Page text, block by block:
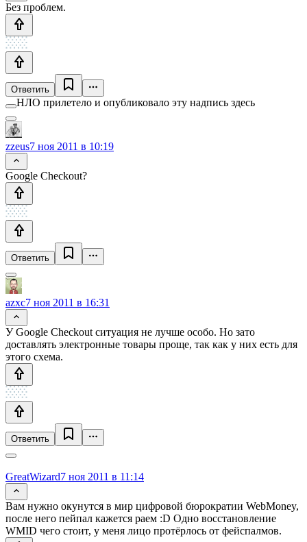
Без проблем.
Ответить
НЛО прилетело и опубликовало эту надпись здесь
zzeus7 ноя 2011 в 10:19
Google Checkout?
Ответить
azxc7 ноя 2011 в 16:31
У Google Checkout ситуация не лучше особо. Но зато
доставлять электронные товары проще, так как у них есть для
этого схема.
Ответить
GreatWizard7 ноя 2011 в 11:14
Вам нужно окунутся в мир цифровой бюрократии WebMoney,
после него пейпал кажется раем :D Одно восстановление
WMID чего стоит, у меня лицо протёрлось от фейспалмов.